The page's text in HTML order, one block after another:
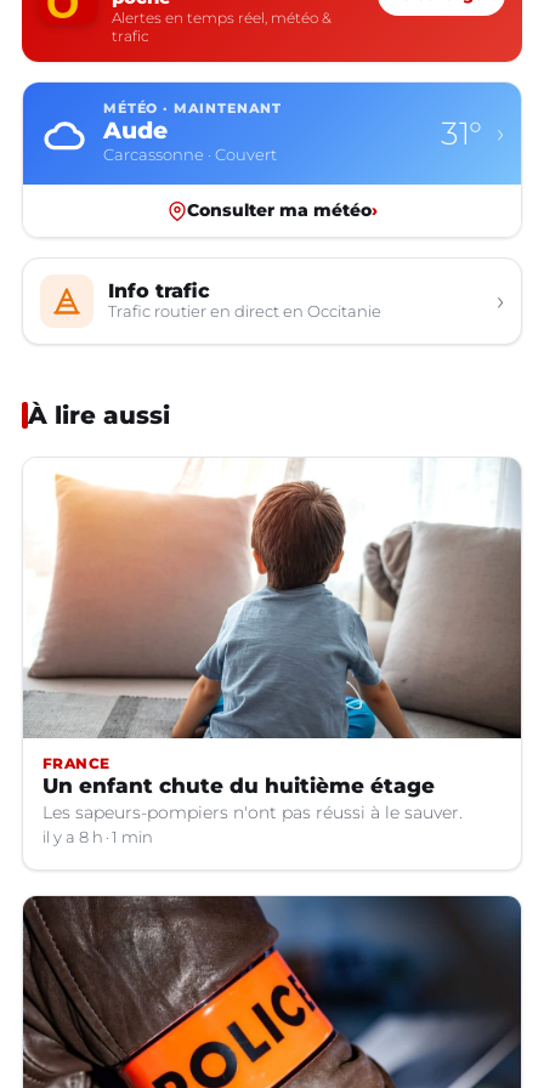
Alertes en temps réel, météo &
trafic
MÉTÉO · MAINTENANT
Aude
Carcassonne · Couvert
31° ›
Consulter ma météo›
Info trafic
Trafic routier en direct en Occitanie ›
À lire aussi
FRANCE
Un enfant chute du huitième étage
Les sapeurs-pompiers n'ont pas réussi à le sauver.
il y a 8 h 1 min